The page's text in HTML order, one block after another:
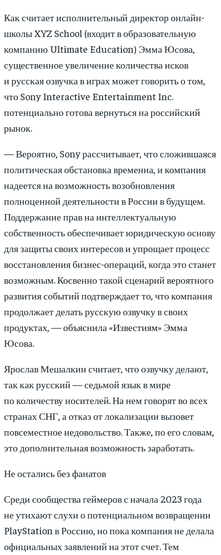
Как считает исполнительный директор онлайн-
школы XYZ School (входит в образовательную
компанию Ultimate Education) Эмма Юсова,
существенное увеличение количества исков
и русская озвучка в играх может говорить о том,
что Sony Interactive Entertainment Inc.
потенциально готова вернуться на российский
рынок.
— Вероятно, Sony рассчитывает, что сложившаяся
политическая обстановка временна, и компания
надеется на возможность возобновления
полноценной деятельности в России в будущем.
Поддержание прав на интеллектуальную
собственность обеспечивает юридическую основу
для защиты своих интересов и упрощает процесс
восстановления бизнес-операций, когда это станет
возможным. Косвенно такой сценарий вероятного
развития событий подтверждает то, что компания
продолжает делать русскую озвучку в своих
продуктах, — объяснила «Известиям» Эмма
Юсова.
Ярослав Мешалкин считает, что озвучку делают,
так как русский — седьмой язык в мире
по количеству носителей. На нем говорят во всех
странах СНГ, а отказ от локализации вызовет
повсеместное недовольство. Также, по его словам,
это дополнительная возможность заработать.
Не остались без фанатов
Среди сообщества геймеров с начала 2023 года
не утихают слухи о потенциальном возвращении
PlayStation в Россию, но пока компания не делала
официальных заявлений на этот счет. Тем